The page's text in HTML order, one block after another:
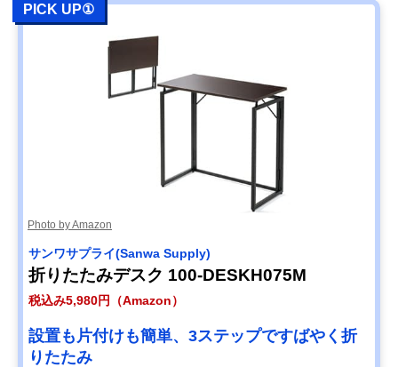
PICK UP①
Photo by Amazon
サンワサプライ(Sanwa Supply)
折りたたみデスク 100-DESKH075M
税込み5,980円（Amazon）
設置も片付けも簡単、3ステップですばやく折
りたたみ